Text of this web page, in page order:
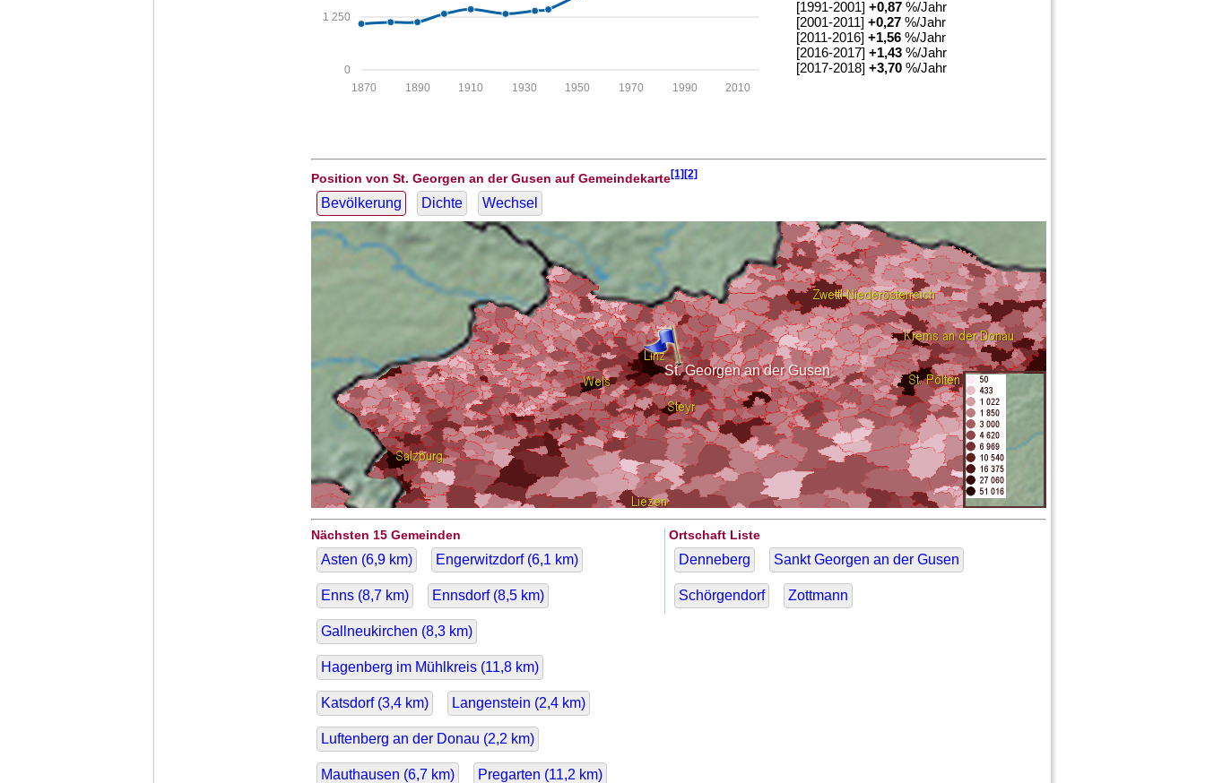
0
1 250
2010
1990
1970
1950
1930
1910
1890
1870
[1991-2001]+0,87 %/Jahr
[2001-2011]+0,27 %/Jahr
[2011-2016]+1,56 %/Jahr
[2016-2017]+1,43 %/Jahr
[2017-2018]+3,70 %/Jahr
Position von St. Georgen an der Gusen auf Gemeindekarte[1][2]
Bevölkerung Dichte Wechsel
St. Georgen an der Gusen
Nächsten 15 Gemeinden
Asten (6,9 km) Engerwitzdorf (6,1 km)
Enns (8,7 km) Ennsdorf (8,5 km)
Gallneukirchen (8,3 km)
Hagenberg im Mühlkreis (11,8 km)
Katsdorf (3,4 km) Langenstein (2,4 km)
Luftenberg an der Donau (2,2 km)
Mauthausen (6,7 km) Pregarten (11,2 km)
Ortschaft Liste
Denneberg Sankt Georgen an der Gusen
Schörgendorf Zottmann